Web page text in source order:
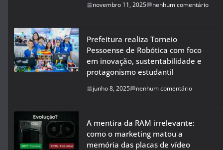
novembro 11, 2025 nenhum comentário
Prefeitura realiza Torneio
Pessoense de Robótica com foco
em inovação, sustentabilidade e
protagonismo estudantil
junho 8, 2025 nenhum comentário
A mentira da RAM irrelevante:
como o marketing matou a
memória das placas de vídeo